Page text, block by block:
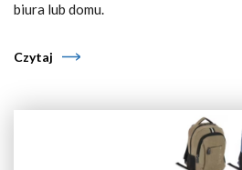
biura lub domu.
Czytaj